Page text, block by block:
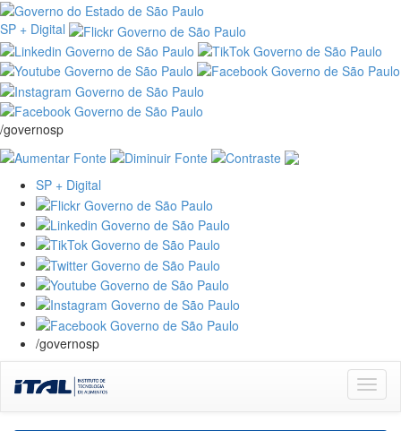
SP + Digital
/governosp
SP + Digital
/governosp
navigation